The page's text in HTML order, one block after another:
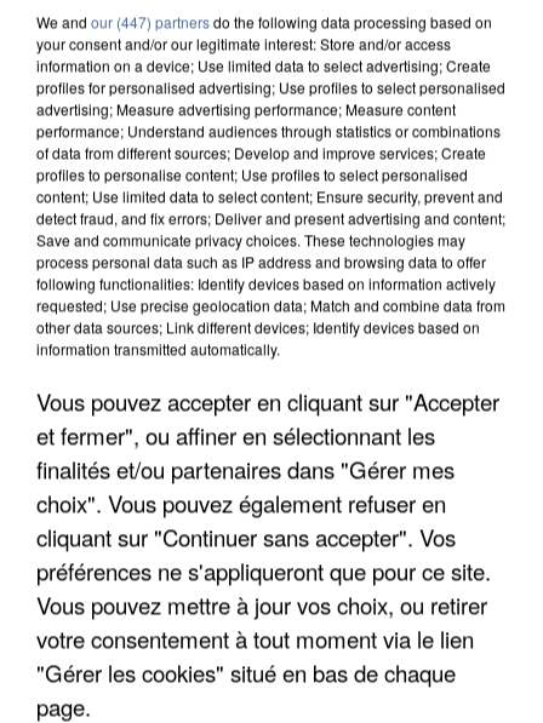
UN SECOND CADRE DE LA DZ MAFIA
INTERPELLÉ EN ALGÉRIE
We and our (447) partnersdo the following data processing based on
your consent and/or our legitimate interest: Store and/or access
information on a device; Use limited data to select advertising; Create
profiles for personalised advertising; Use profiles to select personalised
advertising; Measure advertising performance; Measure content
performance; Understand audiences through statistics or combinations
of data from different sources; Develop and improve services; Create
profiles to personalise content; Use profiles to select personalised
content; Use limited data to select content; Ensure security, prevent and
detect fraud, and fix errors; Deliver and present advertising and content;
Save and communicate privacy choices. These technologies may
process personal data such as IP address and browsing data to offer
following functionalities: Identify devices based on information actively
requested; Use precise geolocation data; Match and combine data from
other data sources; Link different devices; Identify devices based on
information transmitted automatically.
Vous pouvez accepter en cliquant sur "Accepter
et fermer", ou affiner en sélectionnant les
finalités et/ou partenaires dans "Gérer mes
choix". Vous pouvez également refuser en
cliquant sur "Continuer sans accepter". Vos
préférences ne s'appliqueront que pour ce site.
Vous pouvez mettre à jour vos choix, ou retirer
votre consentement à tout moment via le lien
"Gérer les cookies" situé en bas de chaque
page.